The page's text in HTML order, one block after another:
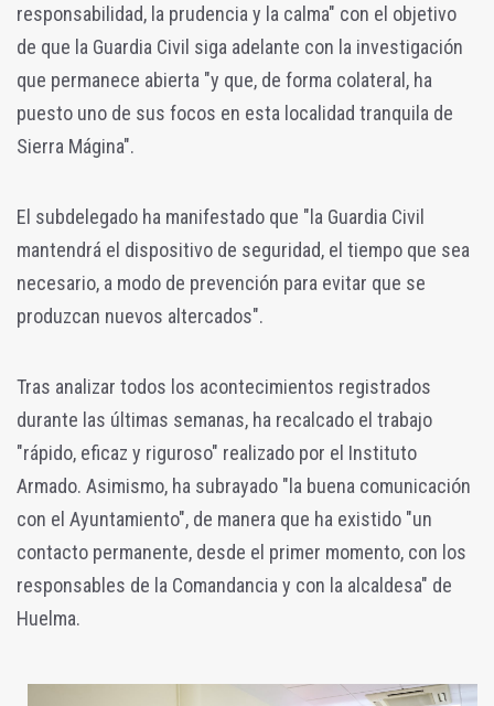
responsabilidad, la prudencia y la calma" con el objetivo
de que la Guardia Civil siga adelante con la investigación
que permanece abierta "y que, de forma colateral, ha
puesto uno de sus focos en esta localidad tranquila de
Sierra Mágina".
El subdelegado ha manifestado que "la Guardia Civil
mantendrá el dispositivo de seguridad, el tiempo que sea
necesario, a modo de prevención para evitar que se
produzcan nuevos altercados".
Tras analizar todos los acontecimientos registrados
durante las últimas semanas, ha recalcado el trabajo
"rápido, eficaz y riguroso" realizado por el Instituto
Armado. Asimismo, ha subrayado "la buena comunicación
con el Ayuntamiento", de manera que ha existido "un
contacto permanente, desde el primer momento, con los
responsables de la Comandancia y con la alcaldesa" de
Huelma.